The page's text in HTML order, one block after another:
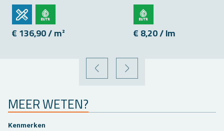
€ 136,90 / m² € 8,20 / lm
VORIGE VOLGENDE
MEER WETEN?
Ken­mer­ken